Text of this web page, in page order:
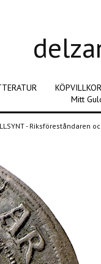
KÖPVILLKOR
Mitt
- Riksföreståndaren